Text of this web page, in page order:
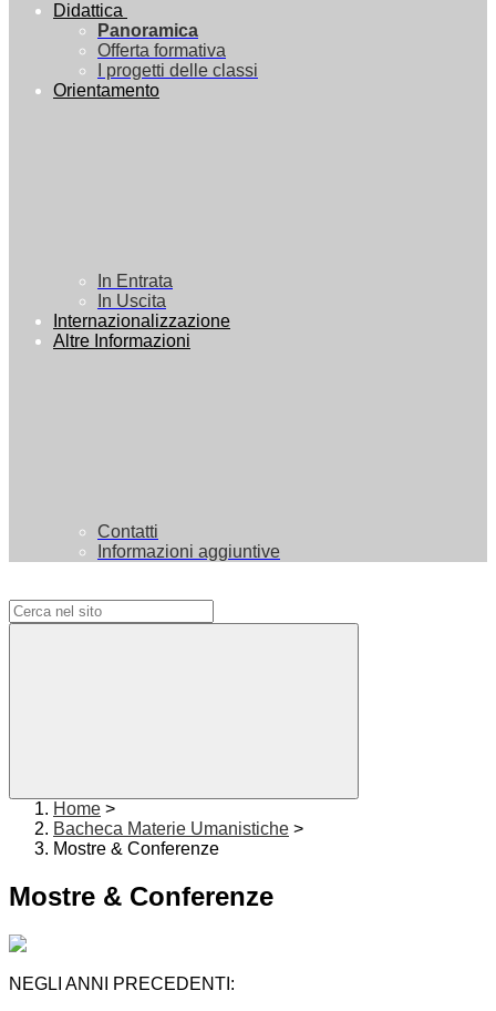
Didattica
Panoramica
Offerta formativa
I progetti delle classi
Orientamento
In Entrata
In Uscita
Internazionalizzazione
Altre Informazioni
Contatti
Informazioni aggiuntive
Home >
Bacheca Materie Umanistiche >
Mostre & Conferenze
Mostre & Conferenze
NEGLI ANNI PRECEDENTI: